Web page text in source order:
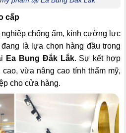
cấp
chống ẩm, kính cường lực
là lựa chọn hàng đầu trong
Ea Bung Đắk Lắk. Sự kết hợp
vừa nâng cao tính thẩm mỹ,
cho cửa hàng.